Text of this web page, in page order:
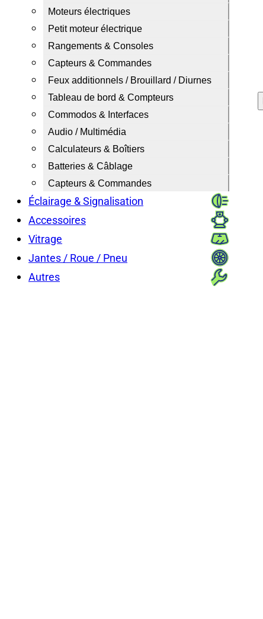
Moteurs électriques
Petit moteur électrique
Rangements & Consoles
Capteurs & Commandes
Feux additionnels / Brouillard / Diurnes
Tableau de bord & Compteurs
Commodos & Interfaces
Audio / Multimédia
Calculateurs & Boîtiers
Batteries & Câblage
Capteurs & Commandes
Éclairage & Signalisation
Accessoires
Vitrage
Jantes / Roue / Pneu
Autres